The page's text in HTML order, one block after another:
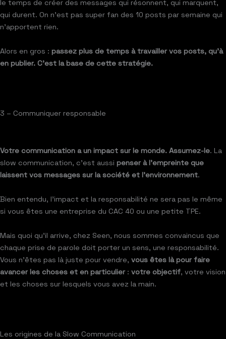
le temps de créer des messages qui résonnent, qui marquent,
qui durent. On n’est pas super fan des 10 posts par semaine qui
n’apportent rien.
Alors en gros : passez plus de temps à travailler vos posts, qu’à
en publier. C’est la base de cette stratégie.
3 – Communiquer responsable
Votre communication a un impact sur le monde. Assumez-le. La
slow communication, c’est aussi penser à l’empreinte que
laissent vos messages sur la société et l’environnement.
Bien entendu, l’impact et la responsabilité ne sera pas le même
si vous êtes une entreprise du CAC 40 ou une petite TPE.
Mais quoi qu’il arrive, chez Seen, nous sommes convaincus que
chaque prise de parole doit porter un sens, une responsabilité.
Vous n’êtes pas là juste pour vendre, vous êtes là pour faire
avancer les choses et en particulier: votre objectif, votre vision
et les choses sur lesquels vous avez la main.
Les origines de la Slow Communication